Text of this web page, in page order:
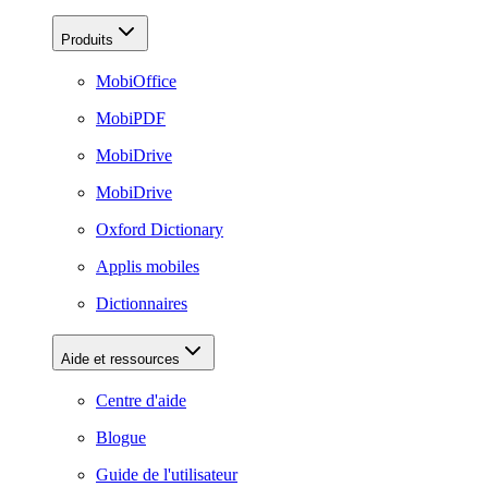
Produits
MobiOffice
MobiPDF
MobiDrive
MobiDrive
Oxford Dictionary
Applis mobiles
Dictionnaires
Aide et ressources
Centre d'aide
Blogue
Guide de l'utilisateur